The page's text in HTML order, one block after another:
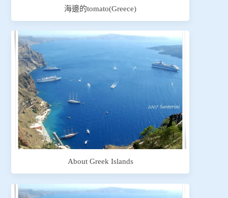
海邊的tomato(Greece)
About Greek Islands